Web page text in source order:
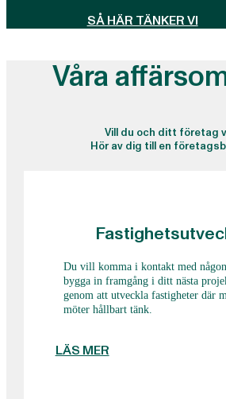
SÅ HÄR TÄNKER VI
Våra
Vill du och ditt företag
Hör av dig till en
Du vill komma i kontakt med
bygga in framgång i ditt nästa
genom att utveckla fastigheter där
möter hållbart tänk.
LÄS MER